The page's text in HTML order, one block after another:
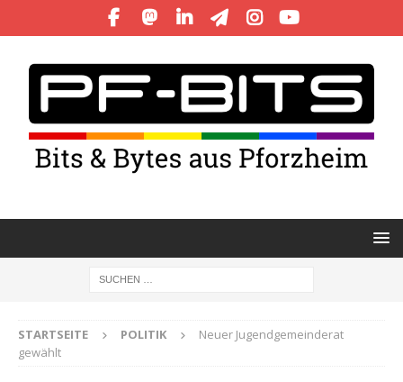
STARTSEITE POLITIK
Neuer Jugendgemeinderat
gewählt